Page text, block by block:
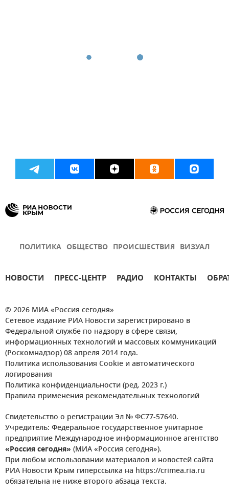
ПОЛИТИКА ОБЩЕСТВО ПРОИСШЕСТВИЯ ВИЗУАЛ
НОВОСТИ ПРЕСС-ЦЕНТР РАДИО КОНТАКТЫ
© 2026 МИА «Россия сегодня»
Сетевое издание РИА Новости зарегистрировано в
Федеральной службе по надзору в сфере связи,
информационных технологий и массовых коммуникаций
(Роскомнадзор) 08 апреля 2014 года.
Политика использования Cookie и автоматического
логирования
Политика конфиденциальности (ред. 2023 г.)
Правила применения рекомендательных технологий
Свидетельство о регистрации Эл № ФС77-57640.
Учредитель: Федеральное государственное унитарное
предприятие Международное информационное агентство
«Россия сегодня» (МИА «Россия сегодня»).
При любом использовании материалов и новостей сайта
РИА Новости Крым гиперссылка на https://crimea.ria.ru
обязательна не ниже второго абзаца текста.